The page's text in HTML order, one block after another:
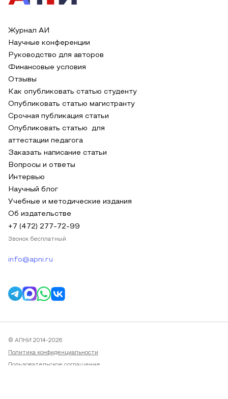
Журнал АИ
Научные конференции
Руководство для авторов
Финансовые условия
Отзывы
Как опубликовать статью студенту
Опубликовать статью магистранту
Срочная публикация статьи
Опубликовать статью для
аттестации педагога
Заказать написание статьи
Вопросы и ответы
Интервью
Научный блог
Учебные и методические издания
Об издательстве
+7 (472) 277-72-99
Звонок бесплатный
info@apni.ru
© АПНИ 2014-2026
Политика конфиденциальности
Пользовательское соглашение